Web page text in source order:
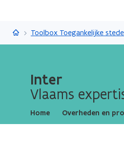
Inter
Inter
Vlaams
Home Overheden en